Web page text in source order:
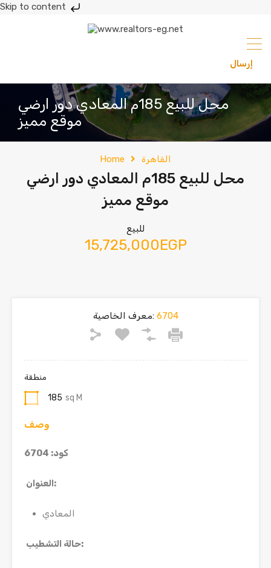
Skip to content
إرسال
محل للبيع 185م المعادي دور ارضي
موقع مميز
Home القاهرة
محل للبيع 185م المعادي دور ارضي
موقع مميز
للبيع
15,725,000EGP
معرف الخاصية:6704
منطقة
185 sq M
وصف
كود: 6704
العنوان:
المعادي
حالة التشطيب: